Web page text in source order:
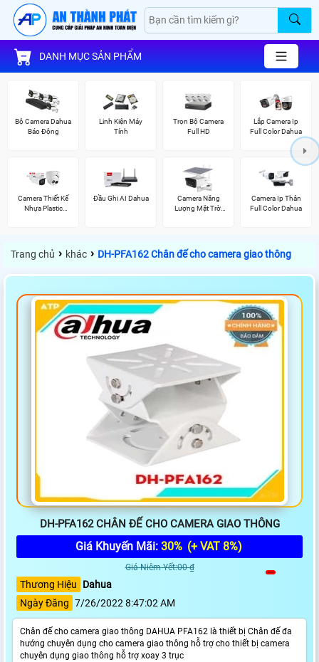
DANH MỤC SẢN PHẨM
Bộ Camera Dahua
Báo Động
Linh Kiện Máy
Tính
Trọn Bộ Camera
Full HD
Lắp Camera Ip
Full Color Dahua
Camera Thiết Kế
Nhựa Plastic
Đầu Ghi AI Dahua
Camera Năng
Lượng Mặt Trời
Camera Ip Thân
Full Color Dahua
Trang chủ › khác › DH-PFA162 Chân đế cho camera giao thông
DH-PFA162 CHÂN ĐẾ CHO CAMERA GIAO THÔNG
Giá Khuyến Mãi: 30% (+ VAT 8%)
Giá Niêm Yết:00 ₫
Thương Hiệu
Dahua
Ngày Đăng 7/26/2022 8:47:02 AM
Chân đế cho camera giao thông DAHUA PFA162 là thiết bị Chân đế đa
hướng chuyên dụng cho camera giao thông hỗ trợ cho thiết bị camera
chuyên dụng giao thông hỗ trợ xoay 3 trục